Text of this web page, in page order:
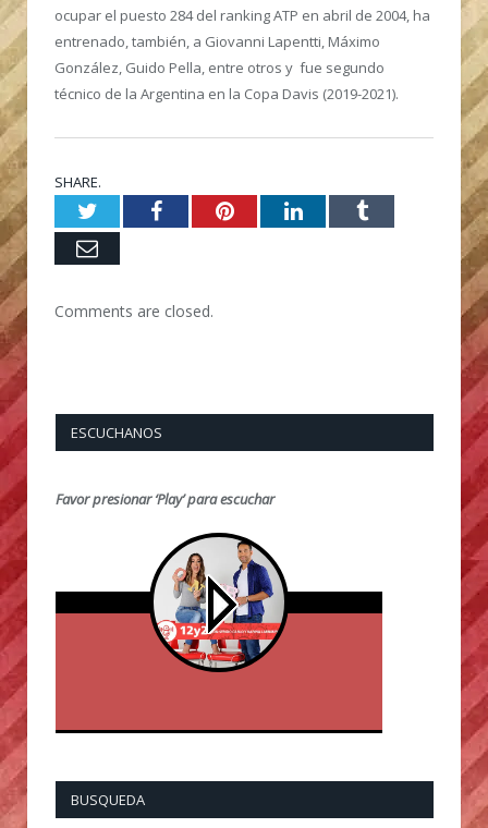
ocupar el puesto 284 del ranking ATP en abril de 2004, ha
entrenado, también, a Giovanni Lapentti, Máximo
González, Guido Pella, entre otros y fue segundo
técnico de la Argentina en la Copa Davis (2019-2021).
SHARE.
TwitterFacebookPinterestLinkedInTumblr
Email
Comments are closed.
ESCUCHANOS
Favor presionar ‘Play’ para escuchar
BUSQUEDA